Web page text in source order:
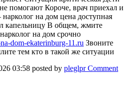
помогают Короче, врач приехал и
на дом цена доступная
капельницу В общем, жмите
на дом срочно
dom-ekaterinburg-11.ru Звоните
тем кто в такой же ситуации
03:58 posted by pleglprComment